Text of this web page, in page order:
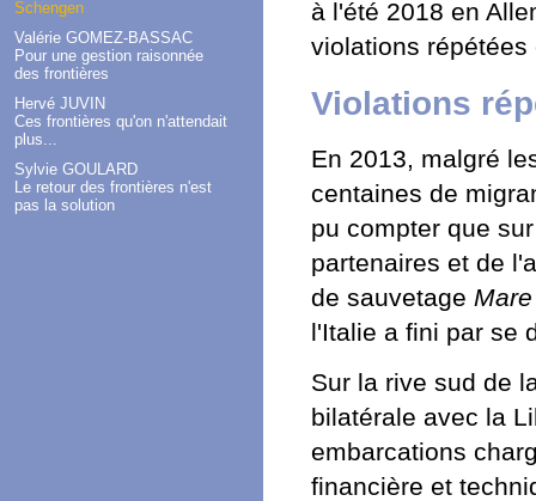
Schengen
Valérie GOMEZ-BASSAC
Pour une gestion raisonnée
des frontières
Hervé JUVIN
Ces frontières qu'on n'attendait
plus...
Sylvie GOULARD
Le retour des frontières n'est
pas la solution
à l'été 2018 en
violations
Violations
En 2013, malgré
centaines de
pu compter que
partenaires et de
de sauvetage
l'Italie a fini par se
Sur la rive sud de
bilatérale avec la
embarcations
financière et